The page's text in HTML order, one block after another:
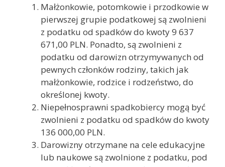
Małżonkowie, potomkowie i przodkowie w
pierwszej grupie podatkowej są zwolnieni
z podatku od spadków do kwoty 9 637
671,00 PLN. Ponadto, są zwolnieni z
podatku od darowizn otrzymywanych od
pewnych członków rodziny, takich jak
małżonkowie, rodzice i rodzeństwo, do
określonej kwoty.
Niepełnosprawni spadkobiercy mogą być
zwolnieni z podatku od spadków do kwoty
136 000,00 PLN.
Darowizny otrzymane na cele edukacyjne
lub naukowe są zwolnione z podatku, pod